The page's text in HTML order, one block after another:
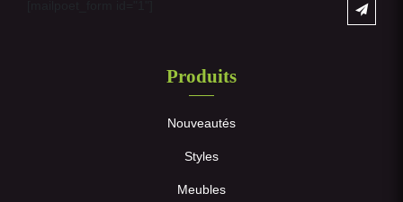
Produits
Nouveautés
Styles
Meubles